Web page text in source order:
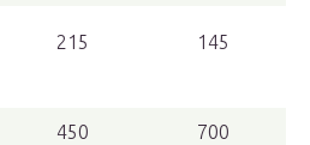
215 145
450 700